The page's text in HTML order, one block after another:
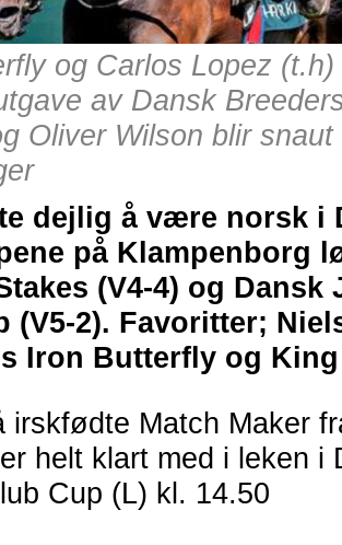
og Carlos Lopez
av Dansk
Oliver Wilson blir
dejlig å være norsk i
på Klampenborg
(V4-4) og Dansk
(V5-2). Favoritter;
Iron Butterfly og
irskfødte Match Maker
helt klart med i leken i
Cup (L) kl. 14.50